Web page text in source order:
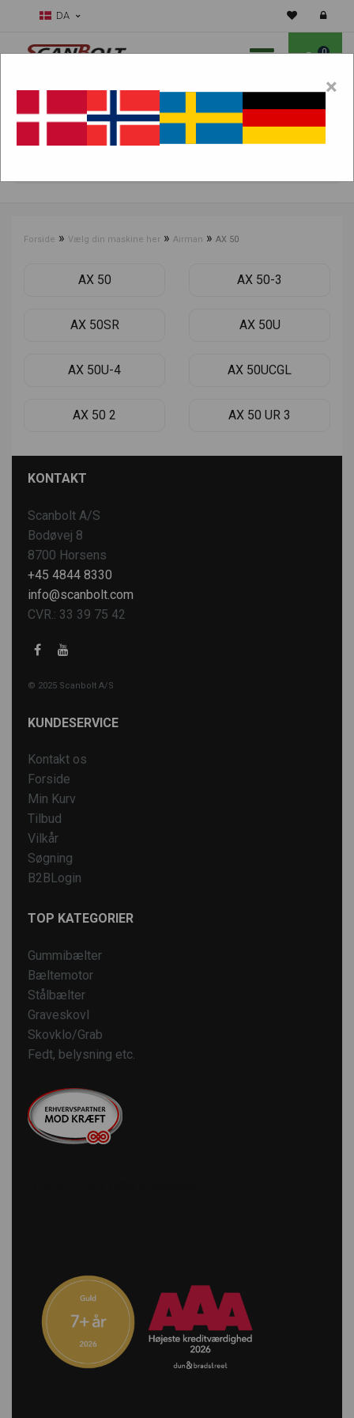
DA
0
Forside » Vælg din maskine her » Airman » AX 50
AX 50 AX 50-3
AX 50SR AX 50U
AX 50U-4 AX 50UCGL
AX 50 2 AX 50 UR 3
KONTAKT
Scanbolt A/S
Bodøvej 8
8700 Horsens
+45 4844 8330
info@scanbolt.com
CVR.: 33 39 75 42
© 2025 Scanbolt A/S
KUNDESERVICE
Kontakt os
Forside
Min Kurv
Tilbud
Vilkår
Søgning
B2BLogin
TOP KATEGORIER
Gummibælter
Bæltemotor
Stålbælter
Graveskovl
Skovklo/Grab
Fedt, belysning etc.
×